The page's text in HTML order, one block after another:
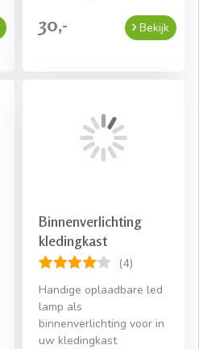
30,- Bekijk
Binnenverlichting
kledingkast
(4)
Handige oplaadbare led
lamp als
binnenverlichting voor in
uw kledingkast